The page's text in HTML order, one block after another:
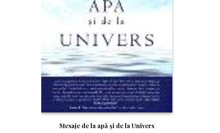
Mesaje de la apă şi de la Univers